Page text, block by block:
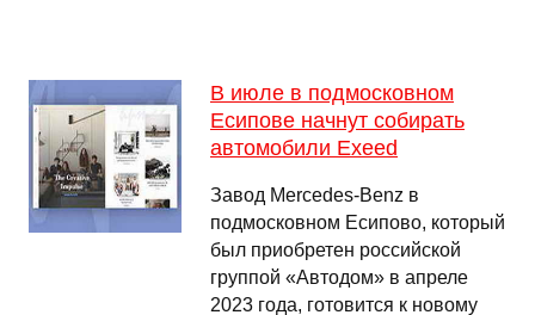
В июле в подмосковном
Есипове начнут собирать
автомобили Exeed
Завод Mercedes-Benz в
подмосковном Есипово, который
был приобретен российской
группой «Автодом» в апреле
2023 года, готовится к новому